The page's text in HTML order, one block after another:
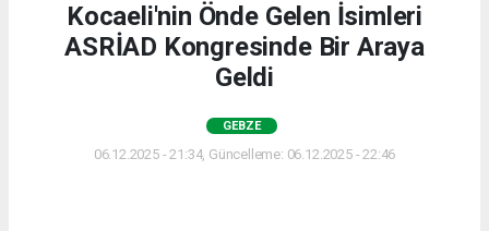
Kocaeli'nin Önde Gelen İsimleri
ASRİAD Kongresinde Bir Araya
Geldi
GEBZE
06.12.2025 - 21:34, Güncelleme: 06.12.2025 - 22:46